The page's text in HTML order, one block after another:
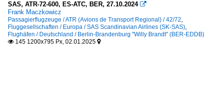
SAS, ATR-72-600, ES-ATC, BER, 27.10.2024 
Frank Maczkowicz
Passagierflugzeuge / ATR (Avions de Transport Regional) / 42/72,
Fluggesellschaften / Europa / SAS Scandinavian Airlines (SK-SAS),
Flughäfen / Deutschland / Berlin-Brandenburg "Willy Brandt" (BER-EDDB)
 145 1200x795 Px, 02.01.2025 